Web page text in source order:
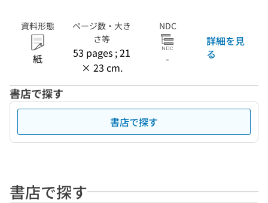
資料形態
紙
ページ数・大き
さ等
53 pages ; 21
× 23 cm.
NDC
-
詳細を見
る
書店で探す
書店で探す
書店で探す